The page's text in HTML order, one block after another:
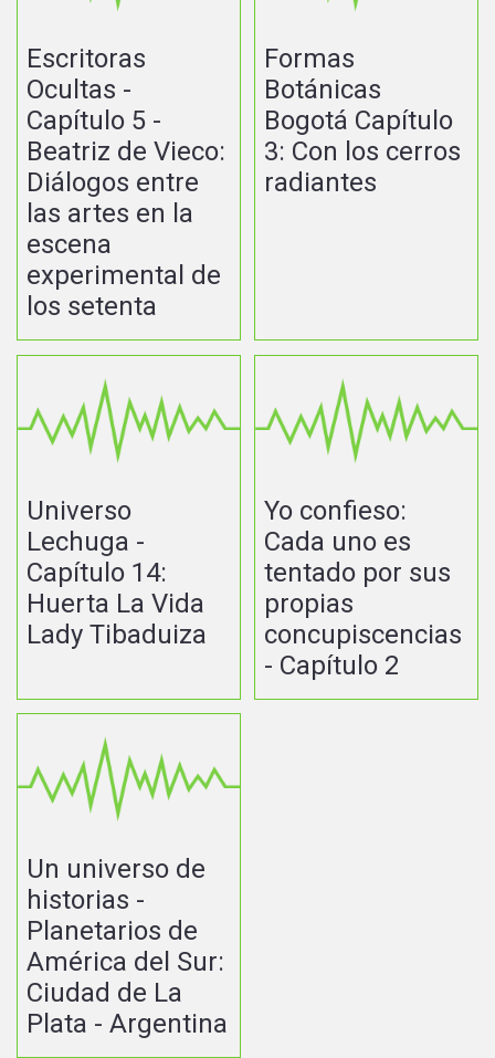
Escritoras
Ocultas -
Capítulo 5 -
Beatriz de Vieco:
Diálogos entre
las artes en la
escena
experimental de
los setenta
Formas
Botánicas
Bogotá Capítulo
3: Con los cerros
radiantes
Universo
Lechuga -
Capítulo 14:
Huerta La Vida
Lady Tibaduiza
Yo confieso:
Cada uno es
tentado por sus
propias
concupiscencias
- Capítulo 2
Un universo de
historias -
Planetarios de
América del Sur:
Ciudad de La
Plata - Argentina